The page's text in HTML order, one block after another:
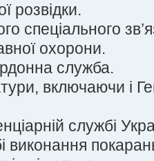
розвідки.
спеціального
охорони.
служба.
включаючи і
службі
виконання